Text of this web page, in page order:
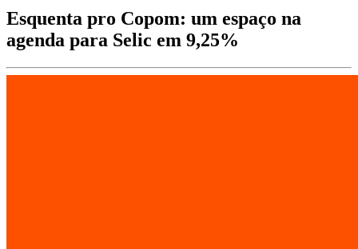
Esquenta pro Copom: um espaço na
agenda para Selic em 9,25%